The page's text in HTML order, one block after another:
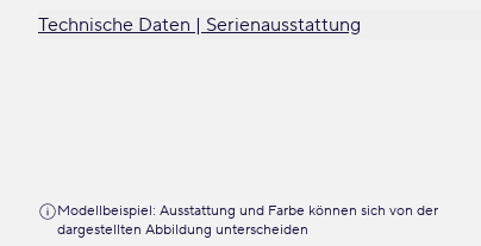
Technische Daten | Serienausstattung
Modellbeispiel: Ausstattung und Farbe können sich von der
dargestellten Abbildung unterscheiden